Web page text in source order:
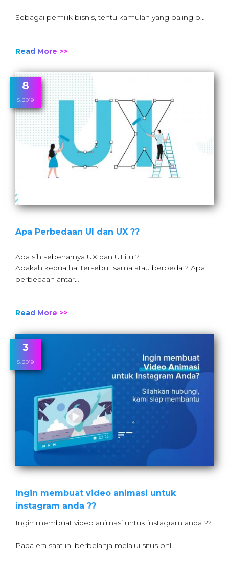
Sebagai pemilik bisnis, tentu kamulah yang paling p…
Read More >>
8
5, 2019
Apa Perbedaan UI dan UX ??
Apa sih sebenarnya UX dan UI itu ?
Apakah kedua hal tersebut sama atau berbeda ? Apa
perbedaan antar…
Read More >>
3
5, 2019
Ingin membuat video animasi untuk
instagram anda ??
Ingin membuat video animasi untuk instagram anda ??
Pada era saat ini berbelanja melalui situs onli…